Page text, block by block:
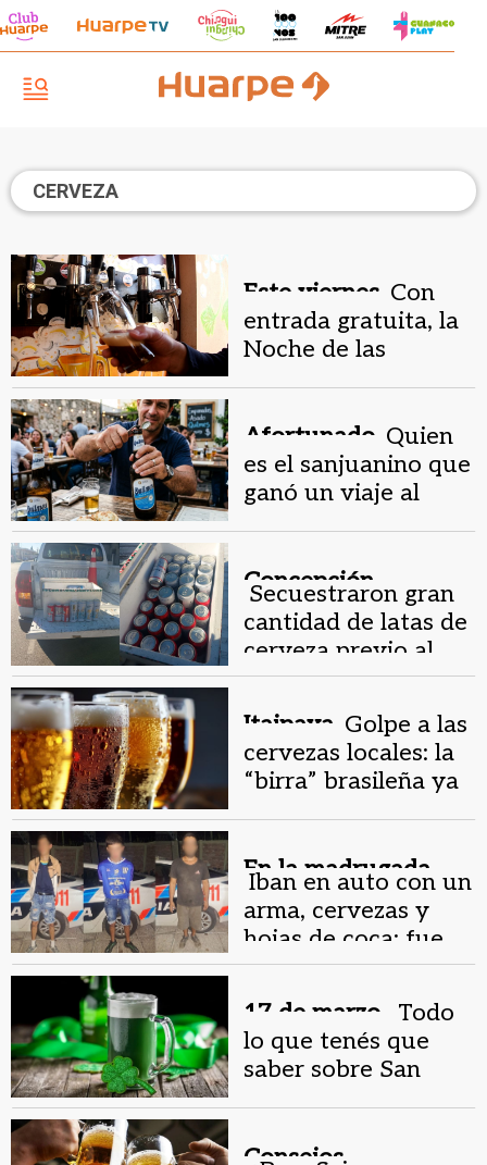
CERVEZA
Este viernes. Con
entrada gratuita, la
Noche de las
cervecerías en San
Juan
Afortunado. Quien
es el sanjuanino que
ganó un viaje al
Concepción.
Secuestraron gran
cantidad de latas de
cerveza previo al
partido de San
Martín
Itaipava. Golpe a las
cervezas locales: la
“birra” brasileña ya
En la madrugada.
Iban en auto con un
arma, cervezas y
hojas de coca: fue
detenido en Capital
17 de marzo .
Todo
lo que tenés que
saber sobre San
Consejos.